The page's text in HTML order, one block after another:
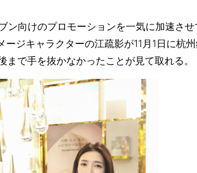
ン向けのプロモーションを一気に加速さ
ージキャラクターの江疏影が11月1日に杭
で手を抜かなかったことが見て取れる。